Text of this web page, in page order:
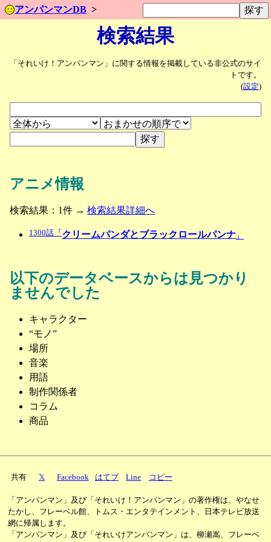
アンパンマンDB
検索結果
「それいけ！アンパンマン」に関する情報を掲載している非公式のサイ
トです。
(設定)
アニメ情報
検索結果：1件 → 検索結果詳細へ
1300話『 クリームパンダとブラックロールパンナ』
以下のデータベースからは見つかり
ませんでした
キャラクター
“モノ”
場所
音楽
用語
制作関係者
コラム
商品
共有 𝕏 Facebook はてブ Line コピー
「アンパンマン」及び「それいけ！アンパンマン」の著作権は、やなせ
たかし、フレーベル館、トムス・エンタテインメント、日本テレビ放送
網に帰属します。
「アンパンマン」及び「それいけアンパンマン」は、柳瀬嵩、フレーベ